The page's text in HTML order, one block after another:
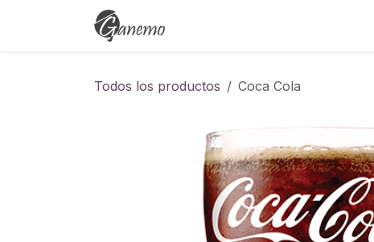
Todos los productos Coca Cola